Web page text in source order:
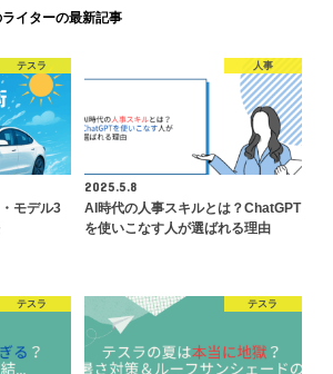
ライターの最新記事
テスラ
モデル3
人事
2025.5.8
AI時代の人事スキルとは？ChatGPT
を使いこなす人が選ばれる理由
テスラ テスラ